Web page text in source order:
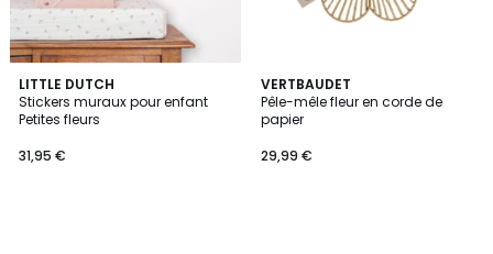
LITTLE DUTCH
Stickers muraux pour enfant
Petites fleurs
31,95 €
VERTBAUDET
Pêle-mêle fleur en corde de
papier
29,99 €